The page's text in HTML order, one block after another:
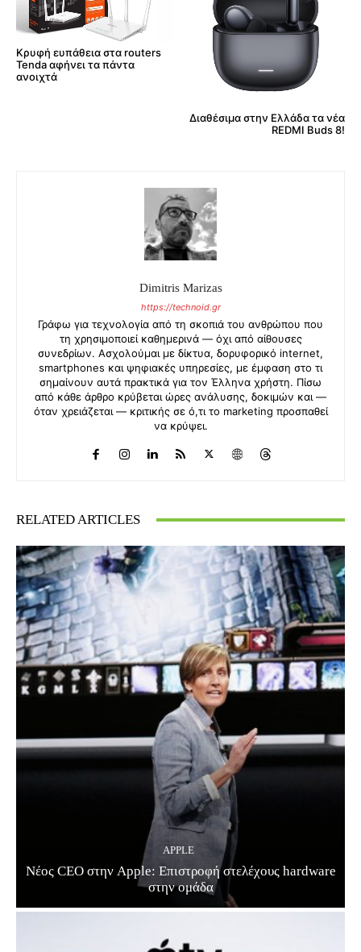
Κρυφή ευπάθεια στα routers
Tenda αφήνει τα πάντα
ανοιχτά
Διαθέσιμα στην Ελλάδα τα νέα
REDMI Buds 8!
Dimitris Marizas
https://technoid.gr
Γράφω για τεχνολογία από τη σκοπιά του ανθρώπου που
τη χρησιμοποιεί καθημερινά — όχι από αίθουσες
συνεδρίων. Ασχολούμαι με δίκτυα, δορυφορικό internet,
smartphones και ψηφιακές υπηρεσίες, με έμφαση στο τι
σημαίνουν αυτά πρακτικά για τον Έλληνα χρήστη. Πίσω
από κάθε άρθρο κρύβεται ώρες ανάλυσης, δοκιμών και —
όταν χρειάζεται — κριτικής σε ό,τι το marketing προσπαθεί
να κρύψει.
RELATED ARTICLES
APPLE
Νέος CEO στην Apple: Επιστροφή στελέχους hardware
στην ομάδα